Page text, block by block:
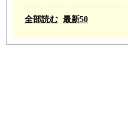
全部読む 最新50